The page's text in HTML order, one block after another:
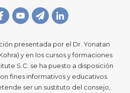
presentada por el Dr. Yonatan
y en los cursos y formaciones
S.C. se ha puesto a disposición
fines informativos y educativos.
ser un sustituto del consejo,